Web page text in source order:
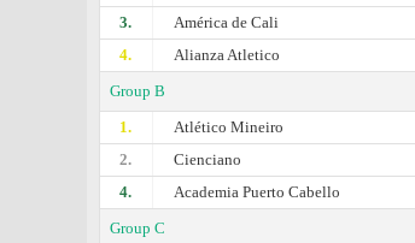
3.
América de Cali
4.
Alianza Atletico
Group B
1.
Atlético Mineiro
2.
Cienciano
4.
Academia Puerto Cabello
Group C